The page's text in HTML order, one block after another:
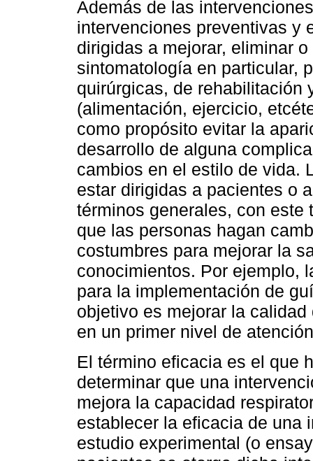
Además de las
intervenciones preventivas y
dirigidas a mejorar, eliminar
sintomatología en particular,
quirúrgicas, de rehabilitación
(alimentación, ejercicio,
como propósito evitar la
desarrollo de alguna
cambios en el estilo de vida.
estar dirigidas a pacientes o
términos generales, con este
que las personas hagan
costumbres para mejorar la
conocimientos. Por ejemplo,
para la implementación de
objetivo es mejorar la
en un primer nivel de
El término eficacia es el que
determinar que una
mejora la capacidad
establecer la eficacia de una
estudio experimental (o